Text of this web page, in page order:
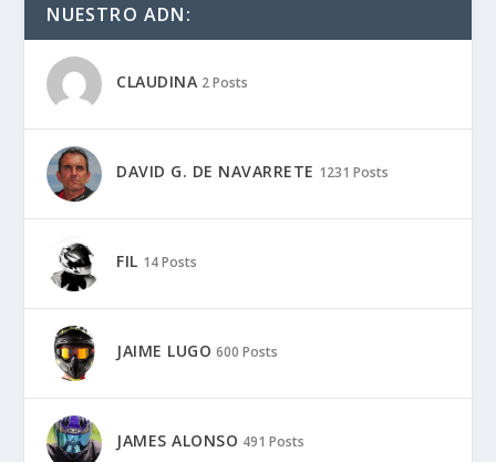
NUESTRO ADN:
CLAUDINA 2 Posts
DAVID G. DE NAVARRETE 1231 Posts
FIL 14 Posts
JAIME LUGO 600 Posts
JAMES ALONSO 491 Posts